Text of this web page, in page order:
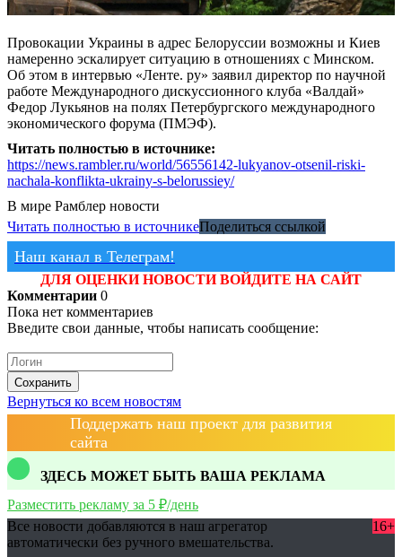
Провокации Украины в адрес Белоруссии возможны и Киев
намеренно эскалирует ситуацию в отношениях с Минском.
Об этом в интервью «Ленте. ру» заявил директор по научной
работе Международного дискуссионного клуба «Валдай»
Федор Лукьянов на полях Петербургского международного
экономического форума (ПМЭФ).
Читать полностью в источнике:
https://news.rambler.ru/world/56556142-lukyanov-otsenil-riski-
nachala-konflikta-ukrainy-s-belorussiey/
В мире Рамблер новости
Читать полностью в источникеПоделиться ссылкой
Наш канал в Телеграм!
ДЛЯ ОЦЕНКИ НОВОСТИ ВОЙДИТЕ НА САЙТ
Комментарии 0
Пока нет комментариев
Введите свои данные, чтобы написать сообщение:
Сохранить
Вернуться ко всем новостям
Поддержать наш проект для развития
сайта
ЗДЕСЬ МОЖЕТ БЫТЬ ВАША РЕКЛАМА
Разместить рекламу за 5 ₽/день
Все новости добавляются в наш агрегатор
автоматически без ручного вмешательства.
16+